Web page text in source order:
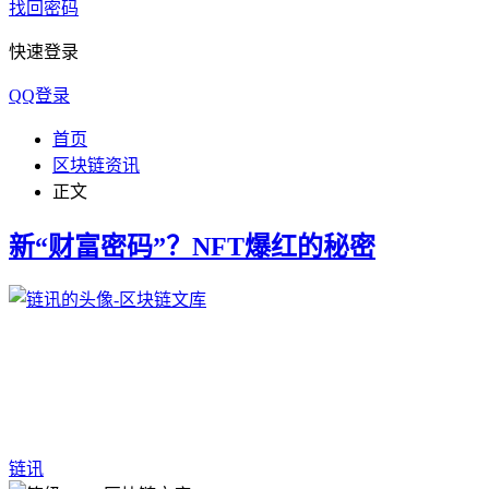
找回密码
快速登录
QQ登录
首页
区块链资讯
正文
新“财富密码”？NFT爆红的秘密
链讯